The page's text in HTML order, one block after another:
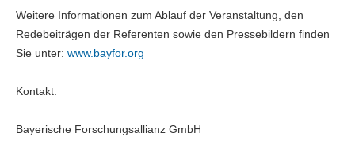
Weitere Informationen zum Ablauf der Veranstaltung, den
Redebeiträgen der Referenten sowie den Pressebildern finden
Sie unter: www.bayfor.org
Kontakt:
Bayerische Forschungsallianz GmbH